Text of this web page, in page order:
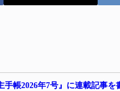
手帳2026年7号』に連載記事を